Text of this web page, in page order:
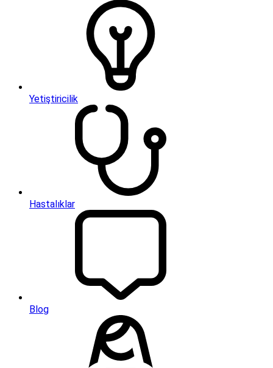
Yetiştiricilik
Hastalıklar
Blog